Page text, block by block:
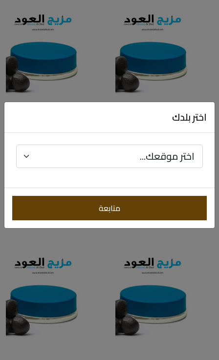
دخون " بخور " الأمارات ᴹᴼ دخون " بخور " البحرين ᴹᴼ
اختر بلدك
متابعة